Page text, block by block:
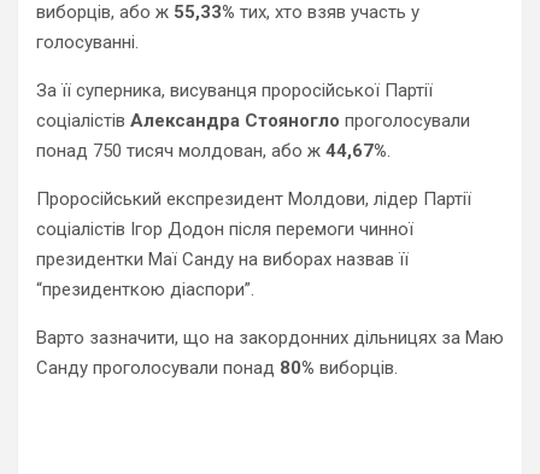
виборців, або ж 55,33% тих, хто взяв участь у
голосуванні.
За її суперника, висуванця проросійської Партії
соціалістів Александра Стояногло проголосували
понад 750 тисяч молдован, або ж 44,67%.
Проросійський експрезидент Молдови, лідер Партії
соціалістів Ігор Додон після перемоги чинної
президентки Маї Санду на виборах назвав її
“президенткою діаспори”.
Варто зазначити, що на закордонних дільницях за Маю
Санду проголосували понад 80% виборців.